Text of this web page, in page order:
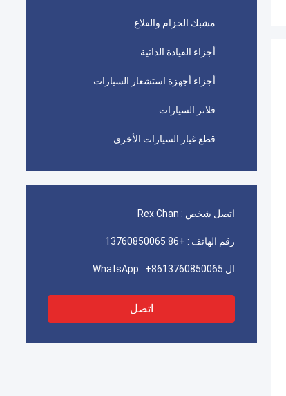
مشبك الحزام والقلاع
أجزاء القيادة الذاتية
أجزاء أجهزة استشعار السيارات
فلاتر السيارات
قطع غيار السيارات الأخرى
اتصل شخص : Rex Chan
رقم الهاتف : +86 13760850065
ال WhatsApp : +8613760850065
اتصل